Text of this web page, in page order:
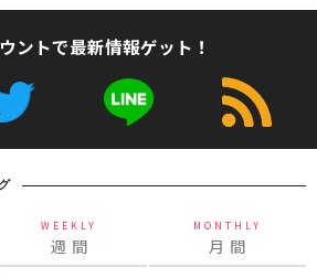
ントで最新情報ゲット！
WEEKLY
週 間
MONTHLY
月 間